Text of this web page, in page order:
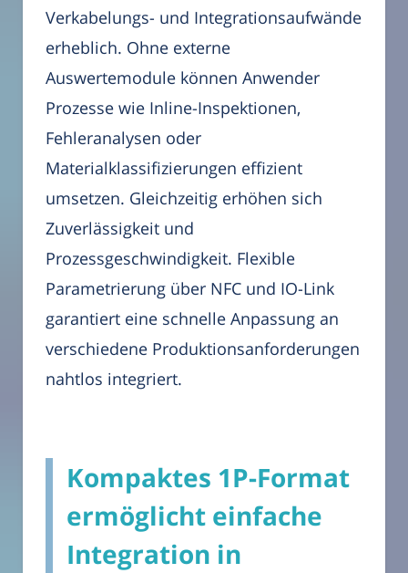
Verkabelungs- und Integrationsaufwände
erheblich. Ohne externe
Auswertemodule können Anwender
Prozesse wie Inline-Inspektionen,
Fehleranalysen oder
Materialklassifizierungen effizient
umsetzen. Gleichzeitig erhöhen sich
Zuverlässigkeit und
Prozessgeschwindigkeit. Flexible
Parametrierung über NFC und IO-Link
garantiert eine schnelle Anpassung an
verschiedene Produktionsanforderungen
nahtlos integriert.
Kompaktes 1P-Format
ermöglicht einfache
Integration in